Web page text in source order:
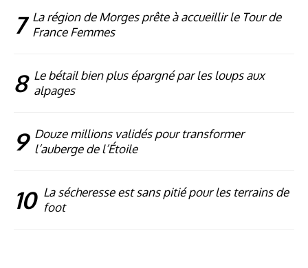
7 La région de Morges prête à accueillir le Tour de
France Femmes
8 Le bétail bien plus épargné par les loups aux
alpages
9 Douze millions validés pour transformer
l’auberge de l’Étoile
10 La sécheresse est sans pitié pour les terrains de
foot